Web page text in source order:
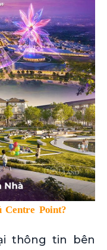
Centre Point?
thông tin bên